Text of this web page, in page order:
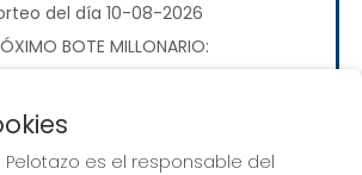
del día 10-08-2026
BOTE MILLONARIO:
JUGAR EURODREAMS
Pelotazo es el responsable del